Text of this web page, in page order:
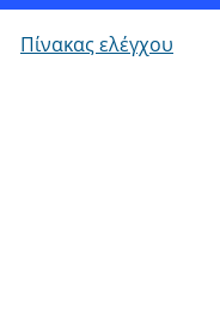
Πίνακας ελέγχου